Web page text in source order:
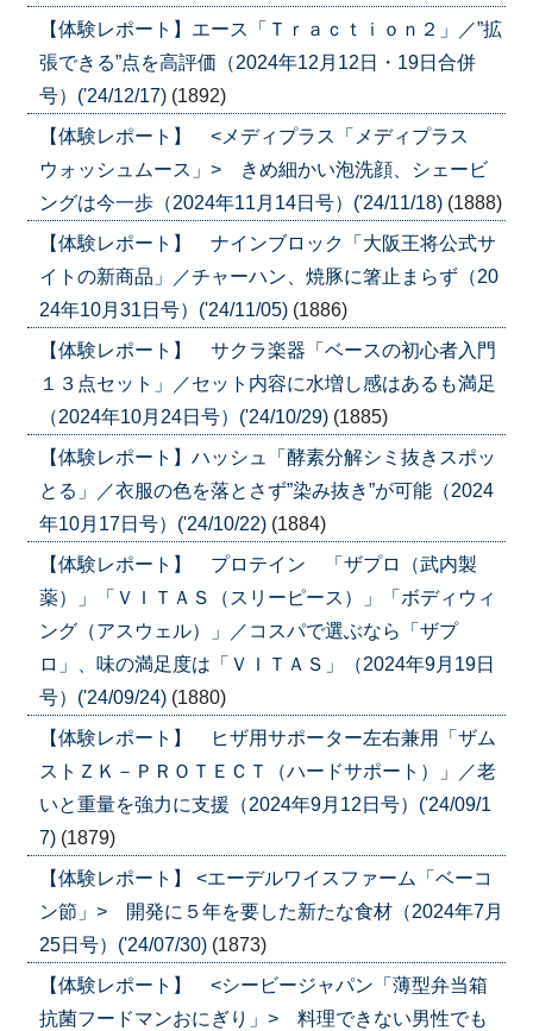
【体験レポート】エース「Ｔｒａｃｔｉｏｎ２」／”拡
張できる”点を高評価（2024年12月12日・19日合併
号）('24/12/17) (1892)
【体験レポート】 <メディプラス「メディプラス
ウォッシュムース」> きめ細かい泡洗顔、シェービ
ングは今一歩（2024年11月14日号）('24/11/18) (1888)
【体験レポート】 ナインブロック「大阪王将公式サ
イトの新商品」／チャーハン、焼豚に箸止まらず（20
24年10月31日号）('24/11/05) (1886)
【体験レポート】 サクラ楽器「ベースの初心者入門
１３点セット」／セット内容に水増し感はあるも満足
（2024年10月24日号）('24/10/29) (1885)
【体験レポート】ハッシュ「酵素分解シミ抜きスポッ
とる」／衣服の色を落とさず”染み抜き”が可能（2024
年10月17日号）('24/10/22) (1884)
【体験レポート】 プロテイン 「ザプロ（武内製
薬）」「ＶＩＴＡＳ（スリーピース）」「ボディウィ
ング（アスウェル）」／コスパで選ぶなら「ザプ
ロ」、味の満足度は「ＶＩＴＡＳ」（2024年9月19日
号）('24/09/24) (1880)
【体験レポート】 ヒザ用サポーター左右兼用「ザム
ストＺＫ－ＰＲＯＴＥＣＴ（ハードサポート）」／老
いと重量を強力に支援（2024年9月12日号）('24/09/1
7) (1879)
【体験レポート】 <エーデルワイスファーム「ベーコ
ン節」> 開発に５年を要した新たな食材（2024年7月
25日号）('24/07/30) (1873)
【体験レポート】 <シービージャパン「薄型弁当箱
抗菌フードマンおにぎり」> 料理できない男性でも